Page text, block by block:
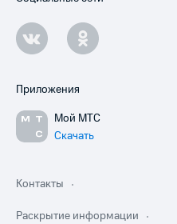
Приложения
Мой МТС
Скачать
Контакты
Раскрытие информации